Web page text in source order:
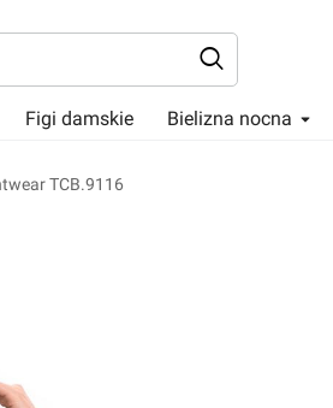
Figi damskie Bielizna nocna
TCB.9116